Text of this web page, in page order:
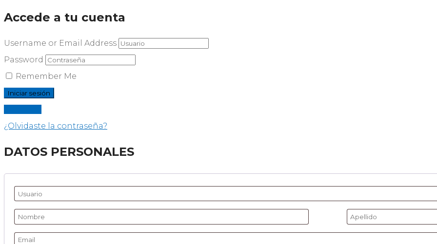
Accede a tu cuenta
Username or Email Address
Password
Remember Me
¿Olvidaste la contraseña?
DATOS PERSONALES